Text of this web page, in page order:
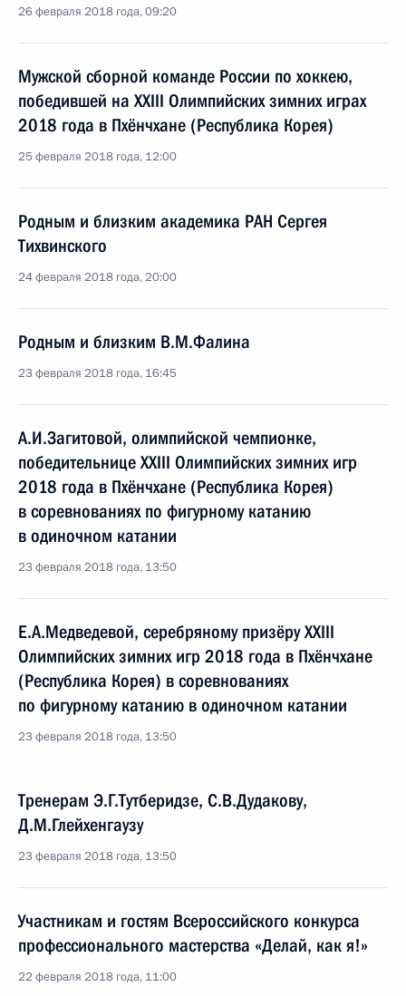
26 февраля 2018 года, 09:20
Мужской сборной команде России по хоккею,
победившей на XXIII Олимпийских зимних играх
2018 года в Пхёнчхане (Республика Корея)
25 февраля 2018 года, 12:00
Родным и близким академика РАН Сергея
Тихвинского
24 февраля 2018 года, 20:00
Родным и близким В.М.Фалина
23 февраля 2018 года, 16:45
А.И.Загитовой, олимпийской чемпионке,
победительнице XXIII Олимпийских зимних игр
2018 года в Пхёнчхане (Республика Корея)
в соревнованиях по фигурному катанию
в одиночном катании
23 февраля 2018 года, 13:50
Е.А.Медведевой, серебряному призёру XXIII
Олимпийских зимних игр 2018 года в Пхёнчхане
(Республика Корея) в соревнованиях
по фигурному катанию в одиночном катании
23 февраля 2018 года, 13:50
Тренерам Э.Г.Тутберидзе, С.В.Дудакову,
Д.М.Глейхенгаузу
23 февраля 2018 года, 13:50
Участникам и гостям Всероссийского конкурса
профессионального мастерства «Делай, как я!»
22 февраля 2018 года, 11:00